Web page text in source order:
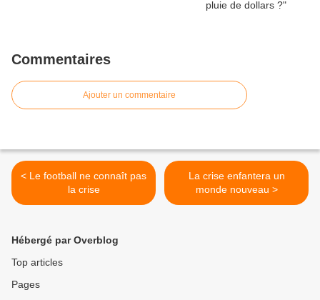
Commentaires
Ajouter un commentaire
< Le football ne connaît pas
la crise
La crise enfantera un
monde nouveau >
Hébergé par Overblog
Top articles
Pages